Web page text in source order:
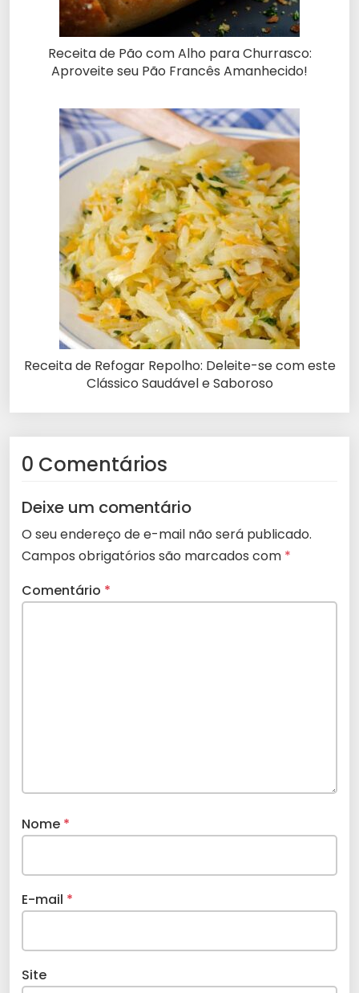
Receita de Pão com Alho para Churrasco:
Aproveite seu Pão Francês Amanhecido!
Receita de Refogar Repolho: Deleite-se com este
Clássico Saudável e Saboroso
0 Comentários
Deixe um comentário
O seu endereço de e-mail não será publicado.
Campos obrigatórios são marcados com *
Comentário *
Nome *
E-mail *
Site